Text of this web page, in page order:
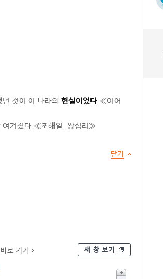
것이 이 나라의 현실이었다.≪이어
여겨졌다.≪조해일, 왕십리≫
닫기
로 가기 새 창 보기